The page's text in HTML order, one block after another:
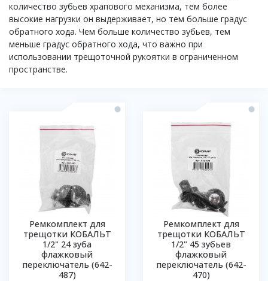
количество зубьев храпового механизма, тем более
высокие нагрузки он выдерживает, но тем больше градус
обратного хода. Чем больше количество зубьев, тем
меньше градус обратного хода, что важно при
использовании трещоточной рукоятки в ограниченном
пространстве.
Ремкомплект для
трещотки КОБАЛЬТ
1/2" 24 зуба
флажковый
переключатель (642-
487)
Ремкомплект для
трещотки КОБАЛЬТ
1/2" 45 зубьев
флажковый
переключатель (642-
470)